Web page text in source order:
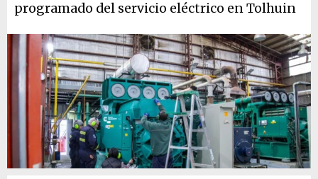
programado del servicio eléctrico en Tolhuin